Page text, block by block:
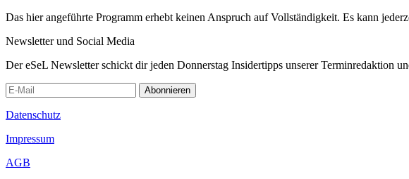
Das hier angeführte Programm erhebt keinen Anspruch auf Vollständigkeit. Es kann
Newsletter und Social Media
Der eSeL Newsletter schickt dir jeden Donnerstag Insidertipps unserer Terminredaktion
Abonnieren
Datenschutz
Impressum
AGB